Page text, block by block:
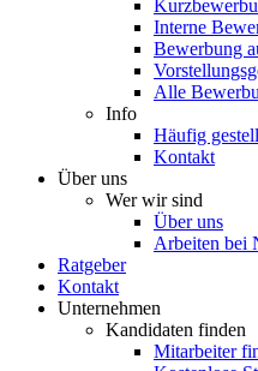
Interne
Bewerbung
Alle
Info
Häufig
Kontakt
Über uns
Wer wir sind
Über uns
Arbeiten bei
Ratgeber
Kontakt
Unternehmen
Kandidaten finden
Mitarbeiter